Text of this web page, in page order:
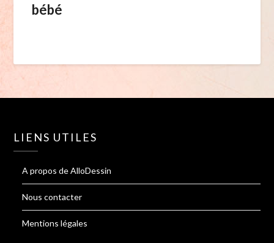
bébé
LIENS UTILES
A propos de AlloDessin
Nous contacter
Mentions légales